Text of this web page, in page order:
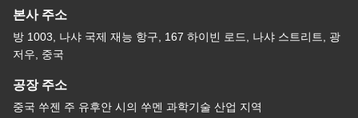
본사 주소
방 1003, 나샤 국제 재능 항구, 167 하이빈 로드, 나샤 스트리트, 광
저우, 중국
공장 주소
중국 쑤젠 주 유후안 시의 쑤멘 과학기술 산업 지역